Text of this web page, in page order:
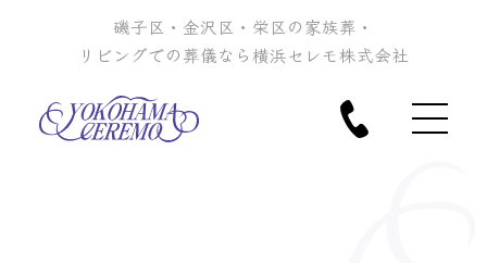
磯子区・金沢区・栄区の家族葬・
リビングでの葬儀なら横浜セレモ株式会社